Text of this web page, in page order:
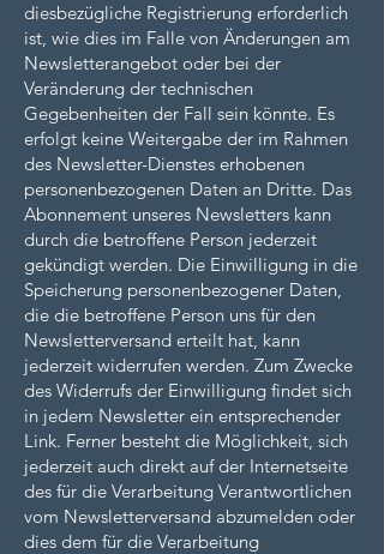
diesbezügliche Registrierung erforderlich
ist, wie dies im Falle von Änderungen am
Newsletterangebot oder bei der
Veränderung der technischen
Gegebenheiten der Fall sein könnte. Es
erfolgt keine Weitergabe der im Rahmen
des Newsletter-Dienstes erhobenen
personenbezogenen Daten an Dritte. Das
Abonnement unseres Newsletters kann
durch die betroffene Person jederzeit
gekündigt werden. Die Einwilligung in die
Speicherung personenbezogener Daten,
die die betroffene Person uns für den
Newsletterversand erteilt hat, kann
jederzeit widerrufen werden. Zum Zwecke
des Widerrufs der Einwilligung findet sich
in jedem Newsletter ein entsprechender
Link. Ferner besteht die Möglichkeit, sich
jederzeit auch direkt auf der Internetseite
des für die Verarbeitung Verantwortlichen
vom Newsletterversand abzumelden oder
dies dem für die Verarbeitung